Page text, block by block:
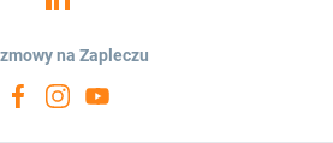
na Zapleczu